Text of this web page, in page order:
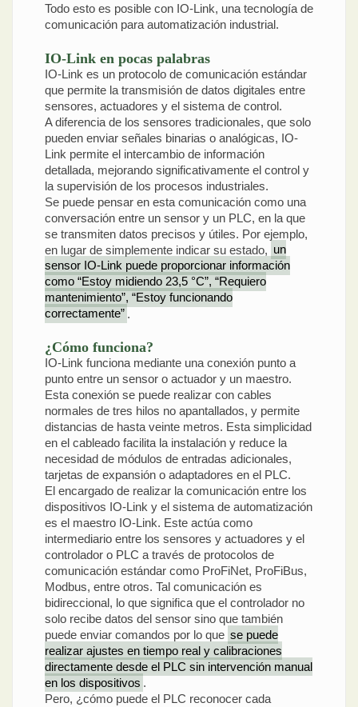
Todo esto es posible con IO-Link, una tecnología de
comunicación para automatización industrial.
IO-Link en pocas palabras
IO-Link es un protocolo de comunicación estándar
que permite la transmisión de datos digitales entre
sensores, actuadores y el sistema de control.
A diferencia de los sensores tradicionales, que solo
pueden enviar señales binarias o analógicas, IO-
Link permite el intercambio de información
detallada, mejorando significativamente el control y
la supervisión de los procesos industriales.
Se puede pensar en esta comunicación como una
conversación entre un sensor y un PLC, en la que
se transmiten datos precisos y útiles. Por ejemplo,
en lugar de simplemente indicar su estado, un
sensor IO-Link puede proporcionar información
como “Estoy midiendo 23,5 °C”, “Requiero
mantenimiento”, “Estoy funcionando
correctamente” .
¿Cómo funciona?
IO-Link funciona mediante una conexión punto a
punto entre un sensor o actuador y un maestro.
Esta conexión se puede realizar con cables
normales de tres hilos no apantallados, y permite
distancias de hasta veinte metros. Esta simplicidad
en el cableado facilita la instalación y reduce la
necesidad de módulos de entradas adicionales,
tarjetas de expansión o adaptadores en el PLC.
El encargado de realizar la comunicación entre los
dispositivos IO-Link y el sistema de automatización
es el maestro IO-Link. Este actúa como
intermediario entre los sensores y actuadores y el
controlador o PLC a través de protocolos de
comunicación estándar como ProFiNet, ProFiBus,
Modbus, entre otros. Tal comunicación es
bidireccional, lo que significa que el controlador no
solo recibe datos del sensor sino que también
puede enviar comandos por lo que se puede
realizar ajustes en tiempo real y calibraciones
directamente desde el PLC sin intervención manual
en los dispositivos .
Pero, ¿cómo puede el PLC reconocer cada